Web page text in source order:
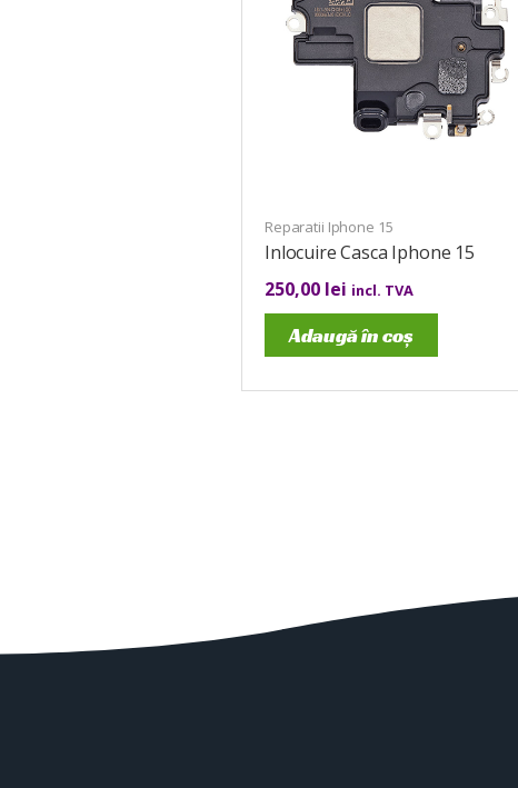
Reparatii Iphone 15
Inlocuire Casca Iphone 15
250,00 lei incl. TVA
Adaugă în coș